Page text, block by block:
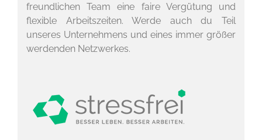
freundlichen Team eine faire Vergütung und
flexible Arbeitszeiten. Werde auch du Teil
unseres Unternehmens und eines immer größer
werdenden Netzwerkes.